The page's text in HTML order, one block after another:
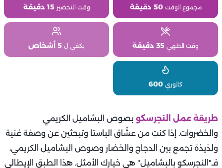
مجموع الوقت 50 دقيقة وقت التحضير 15 دقيقة
وقت الطهي 35 دقيقة يكفي ل 5 أشخاص
كالوري 600
طريقة عمل النجرسكو بصوص البشاميل الكريمي
والخضروات. إذا كنتِ من عشّاق الباستا وتبحثين عن وصفة غنية
ولذيذة تجمع بين الدجاج والخضار وصوص البشاميل الكريمي،
فـ"النجرسكو بالبشاميل" هي خيارك الأمثل. هذا الطبق الإيطالي